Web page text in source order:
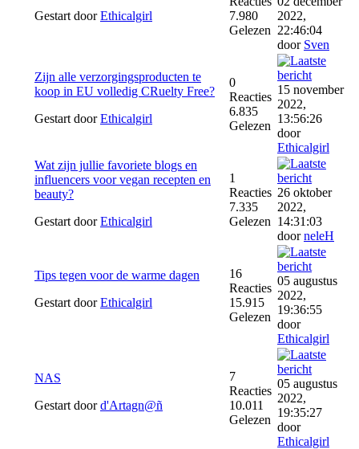
Gestart doorEthicalgirl
7.980
Gelezen
2022,
22:46:04
door Sven
Zijn alle verzorgingsproducten te
koop in EU volledig CRuelty Free?
Gestart doorEthicalgirl
0
Reacties
6.835
Gelezen
15 november
2022,
13:56:26
door
Ethicalgirl
Wat zijn jullie favoriete blogs en
influencers voor vegan recepten en
beauty?
Gestart doorEthicalgirl
1
Reacties
7.335
Gelezen
26 oktober
2022,
14:31:03
doorneleH
Tips tegen voor de warme dagen
Gestart doorEthicalgirl
16
Reacties
15.915
Gelezen
05 augustus
2022,
19:36:55
door
Ethicalgirl
NAS
Gestart doord'Artagn@ñ
7
Reacties
10.011
Gelezen
05 augustus
2022,
19:35:27
door
Ethicalgirl